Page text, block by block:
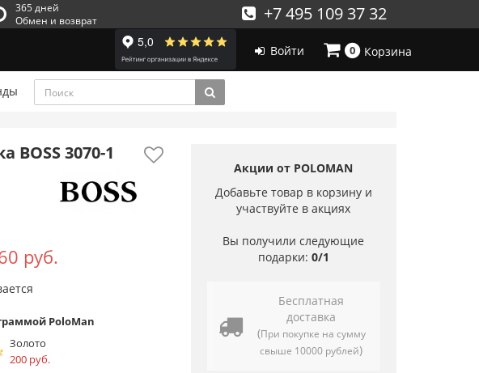
365 дней
Обмен и возврат
+7 495 109 37 32
Войти 0 Корзина
BOSS 3070-1
руб.
PoloMan
Золото
200 руб.
Акции от POLOMAN
Добавьте товар в корзину и
участвуйте в акциях
Вы получили следующие
подарки: 0/1
Бесплатная
доставка
(При покупке на сумму
свыше 10000 рублей)